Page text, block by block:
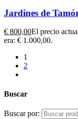
Jardines de
€ 800,00El precio
era: € 1.000,00.
1
2
Buscar
Buscar por: